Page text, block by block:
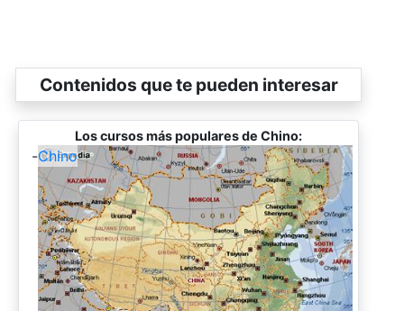
Contenidos que te pueden interesar
Los cursos más populares de Chino:
-Chino